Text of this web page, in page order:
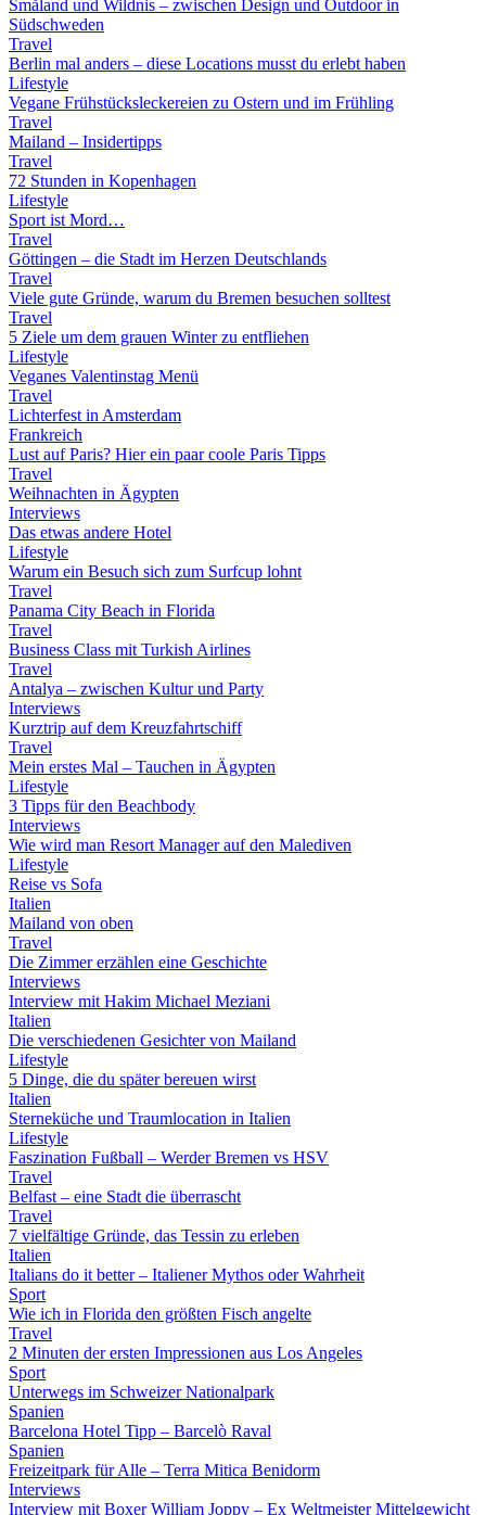
Småland und Wildnis – zwischen Design und Outdoor in
Südschweden
Travel
Berlin mal anders – diese Locations musst du erlebt haben
Lifestyle
Vegane Frühstücksleckereien zu Ostern und im Frühling
Travel
Mailand – Insidertipps
Travel
72 Stunden in Kopenhagen
Lifestyle
Sport ist Mord…
Travel
Göttingen – die Stadt im Herzen Deutschlands
Travel
Viele gute Gründe, warum du Bremen besuchen solltest
Travel
5 Ziele um dem grauen Winter zu entfliehen
Lifestyle
Veganes Valentinstag Menü
Travel
Lichterfest in Amsterdam
Frankreich
Lust auf Paris? Hier ein paar coole Paris Tipps
Travel
Weihnachten in Ägypten
Interviews
Das etwas andere Hotel
Lifestyle
Warum ein Besuch sich zum Surfcup lohnt
Travel
Panama City Beach in Florida
Travel
Business Class mit Turkish Airlines
Travel
Antalya – zwischen Kultur und Party
Interviews
Kurztrip auf dem Kreuzfahrtschiff
Travel
Mein erstes Mal – Tauchen in Ägypten
Lifestyle
3 Tipps für den Beachbody
Interviews
Wie wird man Resort Manager auf den Malediven
Lifestyle
Reise vs Sofa
Italien
Mailand von oben
Travel
Die Zimmer erzählen eine Geschichte
Interviews
Interview mit Hakim Michael Meziani
Italien
Die verschiedenen Gesichter von Mailand
Lifestyle
5 Dinge, die du später bereuen wirst
Italien
Sterneküche und Traumlocation in Italien
Lifestyle
Faszination Fußball – Werder Bremen vs HSV
Travel
Belfast – eine Stadt die überrascht
Travel
7 vielfältige Gründe, das Tessin zu erleben
Italien
Italians do it better – Italiener Mythos oder Wahrheit
Sport
Wie ich in Florida den größten Fisch angelte
Travel
2 Minuten der ersten Impressionen aus Los Angeles
Sport
Unterwegs im Schweizer Nationalpark
Spanien
Barcelona Hotel Tipp – Barcelò Raval
Spanien
Freizeitpark für Alle – Terra Mitica Benidorm
Interviews
Interview mit Boxer William Joppy – Ex Weltmeister Mittelgewicht